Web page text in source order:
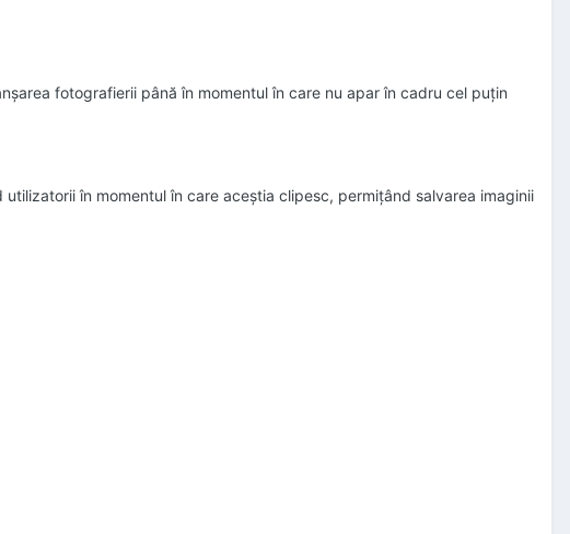
fotografierii până în momentul în care nu apar în cadru cel puţin
în momentul în care aceştia clipesc, permiţând salvarea imaginii